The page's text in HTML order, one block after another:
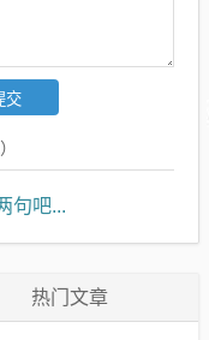
句吧...
热门文章